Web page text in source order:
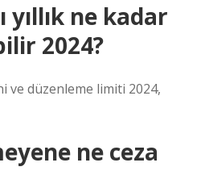
yıllık ne kadar
2024?
ve düzenleme limiti 2024,
ne ceza